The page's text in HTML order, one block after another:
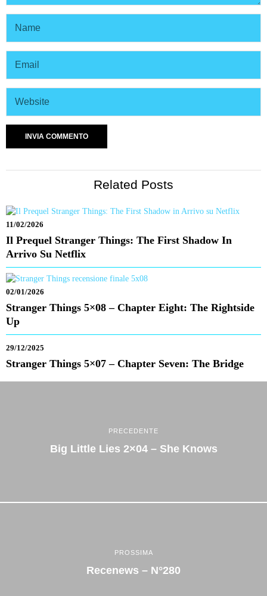
Related Posts
11/02/2026
Il Prequel Stranger Things: The First Shadow In
Arrivo Su Netflix
02/01/2026
Stranger Things 5×08 – Chapter Eight: The Rightside
Up
29/12/2025
Stranger Things 5×07 – Chapter Seven: The Bridge
PRECEDENTE
Big Little Lies 2×04 – She Knows
PROSSIMA
Recenews – N°280